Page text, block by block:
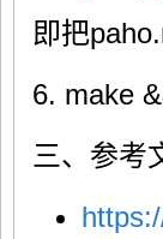
即把
6. make
三、参考